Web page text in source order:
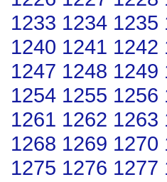
1233 1234 1235
1240 1241 1242
1247 1248 1249
1254 1255 1256
1261 1262 1263
1268 1269 1270
1275 1276 1277